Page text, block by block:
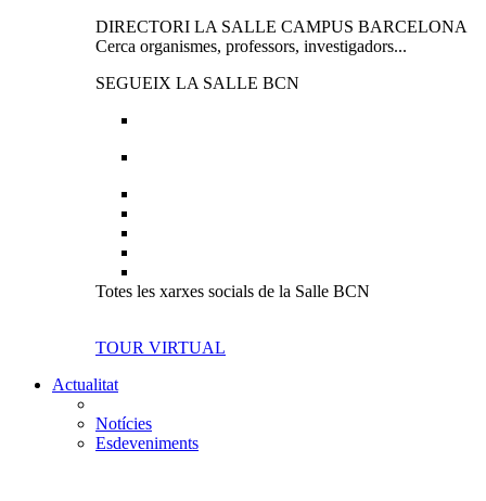
DIRECTORI LA SALLE CAMPUS BARCELONA
Cerca organismes, professors, investigadors...
SEGUEIX LA SALLE BCN
Totes les xarxes socials de la Salle BCN
TOUR VIRTUAL
Actualitat
Notícies
Esdeveniments